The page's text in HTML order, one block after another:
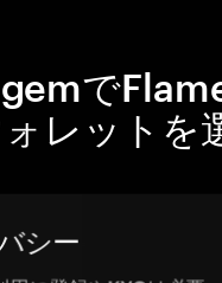
で
レットを
シー